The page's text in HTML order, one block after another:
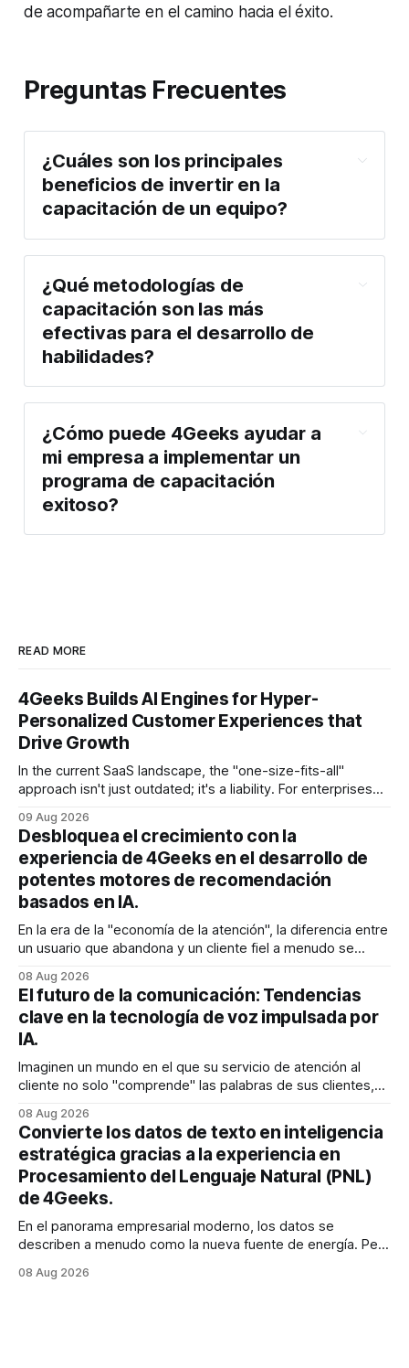
de acompañarte en el camino hacia el éxito.
Preguntas Frecuentes
¿Cuáles son los principales
beneficios de invertir en la
capacitación de un equipo?
¿Qué metodologías de
capacitación son las más
efectivas para el desarrollo de
habilidades?
¿Cómo puede 4Geeks ayudar a
mi empresa a implementar un
programa de capacitación
exitoso?
READ MORE
4Geeks Builds AI Engines for Hyper-
Personalized Customer Experiences that
Drive Growth
In the current SaaS landscape, the "one-size-fits-all"
approach isn't just outdated; it's a liability. For enterprises
user experience and a hyper-personalized journey is where
the battle for customer retention is won
09 Aug 2026
Desbloquea el crecimiento con la
experiencia de 4Geeks en el desarrollo de
potentes motores de recomendación
basados en IA.
En la era de la "economía de la atención", la diferencia entre
un usuario que abandona y un cliente fiel a menudo se
exactamente lo que estaba buscando sin tener que
buscarlo. Para las empresas SaaS de rápido
08 Aug 2026
El futuro de la comunicación: Tendencias
clave en la tecnología de voz impulsada por
IA.
Imaginen un mundo en el que su servicio de atención al
cliente no solo "comprende" las palabras de sus clientes,
tono en tiempo real para ser más empático y resuelve una
compleja disputa de facturación en treinta
08 Aug 2026
Convierte los datos de texto en inteligencia
estratégica gracias a la experiencia en
Procesamiento del Lenguaje Natural (PNL)
de 4Geeks.
En el panorama empresarial moderno, los datos se
describen a menudo como la nueva fuente de energía. Pero
realidad es más parecida a un pantano vasto e inexplorado
08 Aug 2026